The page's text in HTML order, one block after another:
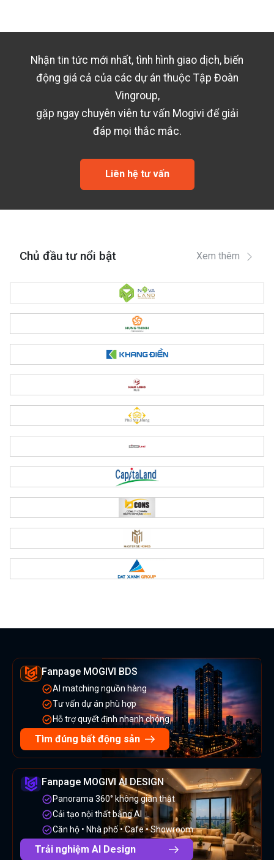
Nhận tin tức mới nhất, tình hình giao dịch, biến
động giá cả của các dự án thuộc Tập Đoàn
Vingroup,
gặp ngay chuyên viên tư vấn Mogivi để giải
đáp mọi thắc mắc.
Liên hệ tư vấn
Chủ đầu tư nổi bật Xem thêm
Fanpage MOGIVI BDS
AI matching nguồn hàng
Tư vấn dự án phù hợp
Hỗ trợ quyết định nhanh chóng
Tìm đúng bất động sản
Fanpage MOGIVI AI DESIGN
Panorama 360° không gian thật
Cải tạo nội thất bằng AI
Căn hộ • Nhà phố • Cafe • Showroom
Trải nghiệm AI Design